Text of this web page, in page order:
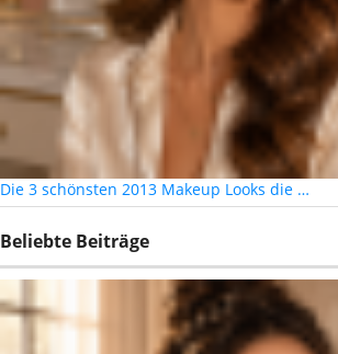
Die 3 schönsten 2013 Makeup Looks die …
Beliebte Beiträge